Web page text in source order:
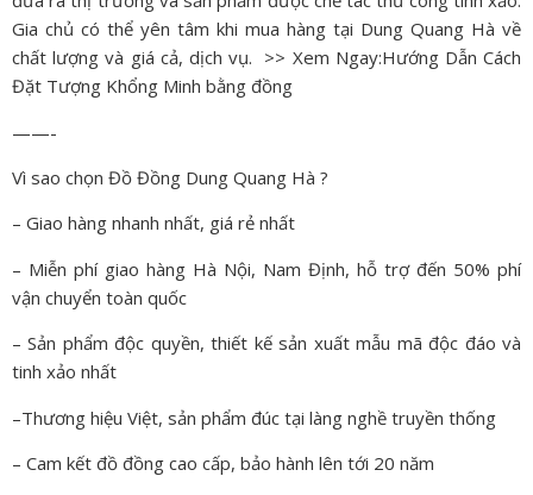
Gia chủ có thể yên tâm khi mua hàng tại Dung Quang Hà về
chất lượng và giá cả, dịch vụ. >> Xem Ngay:Hướng Dẫn Cách
Đặt Tượng Khổng Minh bằng đồng
——-
Vì sao chọn Đồ Đồng Dung Quang Hà ?
– Giao hàng nhanh nhất, giá rẻ nhất
– Miễn phí giao hàng Hà Nội, Nam Định, hỗ trợ đến 50% phí
vận chuyển toàn quốc
– Sản phẩm độc quyền, thiết kế sản xuất mẫu mã độc đáo và
tinh xảo nhất
–Thương hiệu Việt, sản phẩm đúc tại làng nghề truyền thống
– Cam kết đồ đồng cao cấp, bảo hành lên tới 20 năm